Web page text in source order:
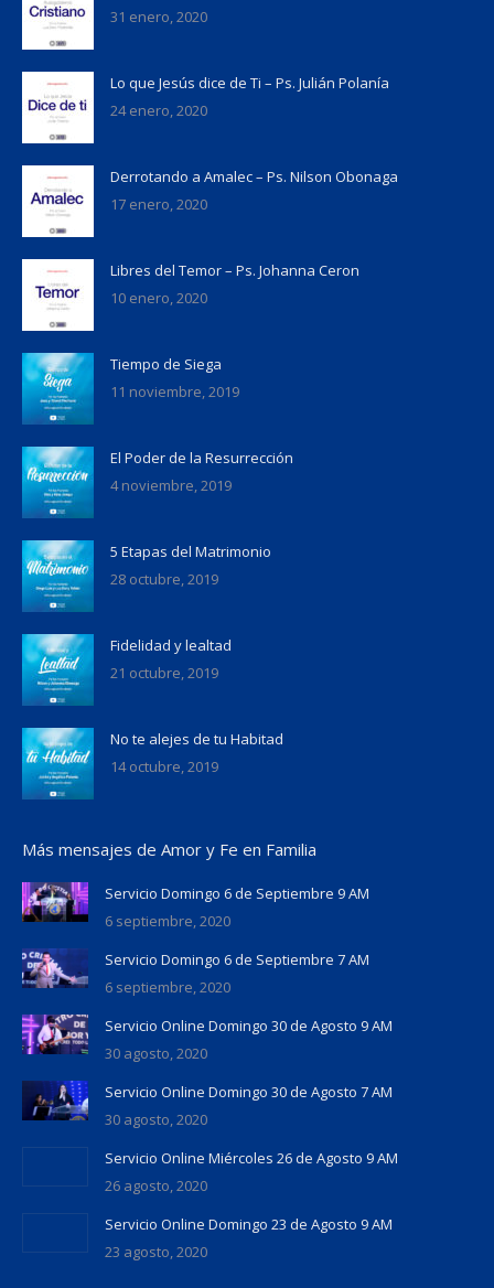
31 enero, 2020
Lo que Jesús dice de Ti – Ps. Julián Polanía
24 enero, 2020
Derrotando a Amalec – Ps. Nilson Obonaga
17 enero, 2020
Libres del Temor – Ps. Johanna Ceron
10 enero, 2020
Tiempo de Siega
11 noviembre, 2019
El Poder de la Resurrección
4 noviembre, 2019
5 Etapas del Matrimonio
28 octubre, 2019
Fidelidad y lealtad
21 octubre, 2019
No te alejes de tu Habitad
14 octubre, 2019
Más mensajes de Amor y Fe en Familia
Servicio Domingo 6 de Septiembre 9 AM
6 septiembre, 2020
Servicio Domingo 6 de Septiembre 7 AM
6 septiembre, 2020
Servicio Online Domingo 30 de Agosto 9 AM
30 agosto, 2020
Servicio Online Domingo 30 de Agosto 7 AM
30 agosto, 2020
Servicio Online Miércoles 26 de Agosto 9 AM
26 agosto, 2020
Servicio Online Domingo 23 de Agosto 9 AM
23 agosto, 2020